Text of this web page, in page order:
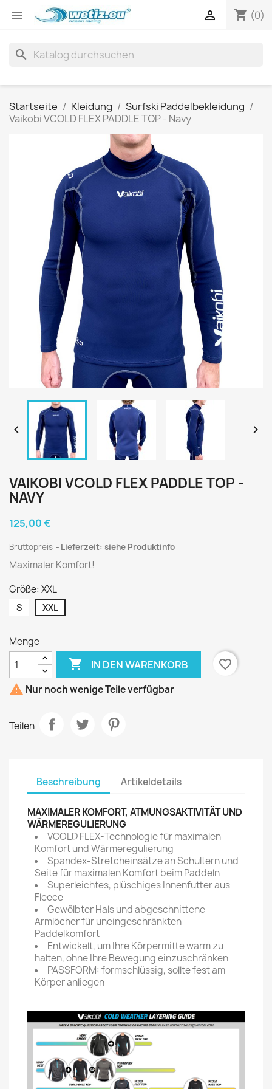
 shopping_cart (0)

search
Startseite Kleidung
Surfski Paddelbekleidung
Vaikobi VCOLD FLEX PADDLE TOP - Navy
 
VAIKOBI VCOLD FLEX PADDLE TOP -
NAVY
125,00 €
Bruttopreis Lieferzeit: siehe Produktinfo
Maximaler Komfort!
Größe: XXL
S XXL
Menge
 IN DEN WARENKORB
favorite_border
 Nur noch wenige Teile verfügbar
Teilen
Beschreibung Artikeldetails
MAXIMALER KOMFORT, ATMUNGSAKTIVITÄT UND
WÄRMEREGULIERUNG
VCOLD FLEX-Technologie für maximalen
Komfort und Wärmeregulierung
Spandex-Stretcheinsätze an Schultern und
Seite für maximalen Komfort beim Paddeln
Superleichtes, plüschiges Innenfutter aus
Fleece
Gewölbter Hals und abgeschnittene
Armlöcher für uneingeschränkten
Paddelkomfort
Entwickelt, um Ihre Körpermitte warm zu
halten, ohne Ihre Bewegung einzuschränken
PASSFORM: formschlüssig, sollte fest am
Körper anliegen